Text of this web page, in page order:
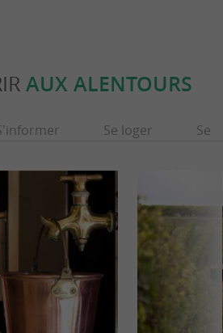
AUX ALENTOURS
Se loger Se